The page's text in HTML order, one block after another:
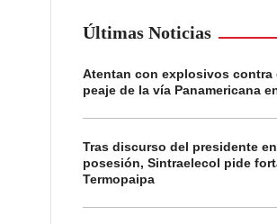
Últimas Noticias
Atentan con explosivos contra
peaje de la vía Panamericana
Tras discurso del presidente
posesión, Sintraelecol pide
Termopaipa